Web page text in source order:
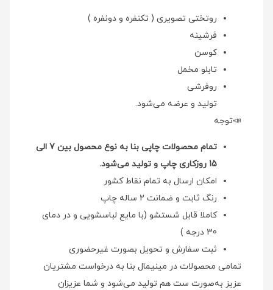
روتختی تصویری ( تکنفره و دونفره )
فرشینه
کوسن
تابلو مخمل
روفرشی
تولید و عرضه می‌شود.
📣توجه
تمام محصولات چاپی بنا به نوع محصول بین 7 الی
15 روزکاری چاپ و تولید می‌شود.
امکان ارسال به تمام نقاط کشور
رنگ ثابت و ضمانت 2 ساله چاپ
کاملا قابل شستشو (با مایع لباسشویی و در دمای
30 درجه )
ثبت سفارش و تحویل بصورت غیرحضوری
تمامی محصولات در مینیمال بنا به درخواست مشتریان
عزیز به‌صورت ست هم تولید می‌شود و شما عزیزان